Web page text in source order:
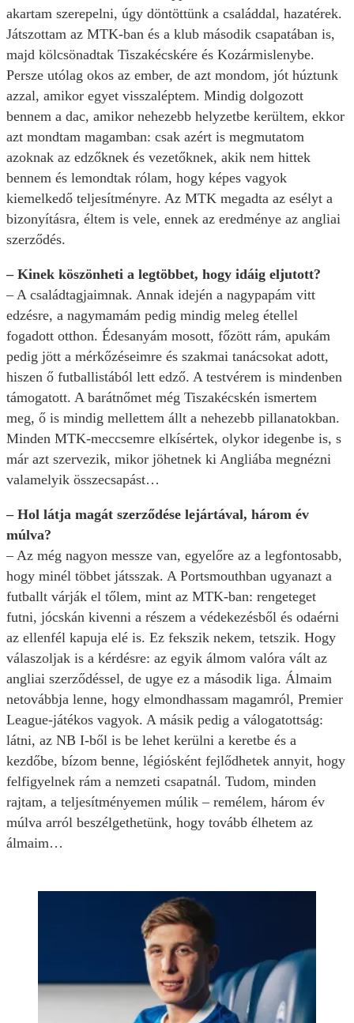
akartam szerepelni, úgy döntöttünk a családdal, hazatérek.
Játszottam az MTK-ban és a klub második csapatában is,
majd kölcsönadtak Tiszakécskére és Kozármisleny­be.
Persze utólag okos az ember, de azt mondom, jót húztunk
azzal, amikor egyet visszaléptem. Mindig dolgozott
bennem a dac, amikor nehezebb helyzetbe kerültem, ekkor
azt mondtam magamban: csak azért is megmutatom
azoknak az edzőknek és vezetőknek, akik nem hittek
bennem és lemondtak rólam, hogy képes vagyok
kiemelkedő teljesítményre. Az MTK megadta az esélyt a
bizonyításra, éltem is vele, ennek az eredménye az angliai
szerződés.
– Kinek köszönheti a legtöbbet, hogy idáig eljutott?
– A családtagjaimnak. Annak idején a nagypapám vitt
edzésre, a nagymamám pedig mindig meleg étellel
fogadott otthon. Édesanyám mosott, főzött rám, apukám
pedig jött a mérkőzéseimre és szakmai tanácsokat adott,
hiszen ő futballistából lett edző. A testvérem is mindenben
támogatott. A barátnőmet még Tiszakécskén ismertem
meg, ő is mindig mellettem állt a nehezebb pillanatokban.
Minden MTK-meccsemre elkísértek, olykor idegenbe is, s
már azt szervezik, mikor jöhetnek ki Angliába megnézni
valamelyik összecsapást…
– Hol látja magát szerződése lejártával, három év
múlva?
– Az még nagyon messze van, egyelőre az a legfontosabb,
hogy minél többet játsszak. A Portsmouthban ugyanazt a
futballt várják el tőlem, mint az MTK-ban: rengeteget
futni, jócskán kivenni a részem a védekezésből és odaérni
az ellenfél kapuja elé is. Ez fekszik nekem, tetszik. Hogy
válaszoljak is a kérdésre: az egyik álmom valóra vált az
angliai szerződéssel, de ugye ez a második liga. Álmaim
netovábbja lenne, hogy elmondhassam magamról, Premier
League-játékos vagyok. A másik pedig a válogatottság:
látni, az NB I-ből is be lehet kerülni a keretbe és a
kezdőbe, bízom benne, légiósként fejlődhetek annyit, hogy
felfigyelnek rám a nemzeti csapatnál. Tudom, minden
rajtam, a teljesítményemen múlik – remélem, három év
múlva arról beszélgethetünk, hogy tovább élhetem az
álmaim…